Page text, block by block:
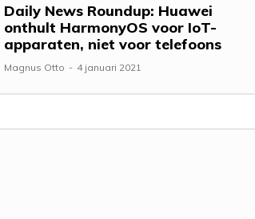
Daily News Roundup: Huawei
onthult HarmonyOS voor IoT-
apparaten, niet voor telefoons
Magnus Otto - 4 januari 2021